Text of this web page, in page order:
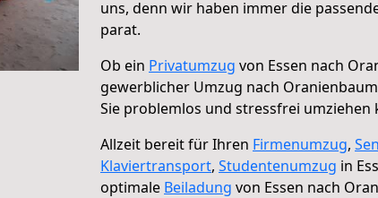
uns, denn wir haben immer die
parat.
Ob ein Privatumzug von Essen nach
gewerblicher Umzug nach
Sie problemlos und stressfrei umziehen
Allzeit bereit für Ihren Firmenumzug,
Klaviertransport, Studentenumzug in
optimale Beiladung von Essen nach